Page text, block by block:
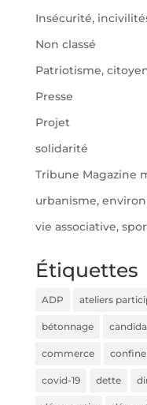
Insécurité,
Non classé
Patriotisme,
Presse
Projet
solidarité
Tribune Magazine
urbanisme,
vie associative,
Étiquettes
ADP ateliers
bétonnage
commerce
covid-19 dette